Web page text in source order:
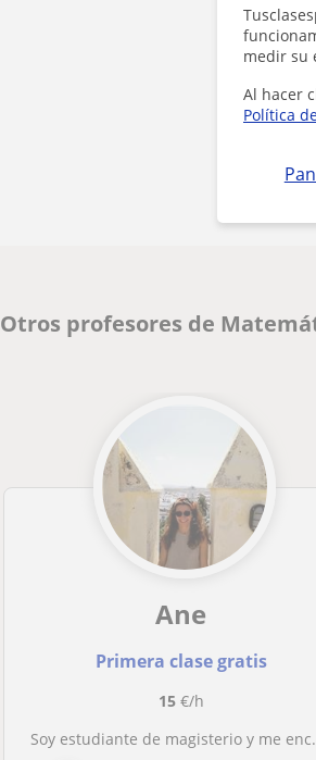
medir su
Al hacer
Política
Otros profesores de
Ane
Primera clase gratis
15€/h
Soy estudiante de magisterio y me encantaría dar clase a tu hij@, tanto de matemáticas, como euskera, ingles etc